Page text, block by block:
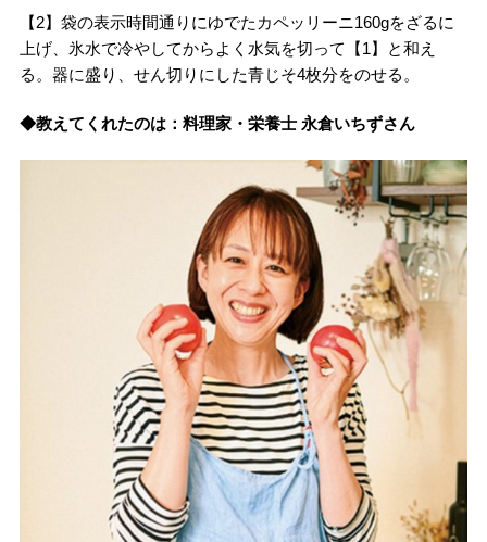
【2】袋の表示時間通りにゆでたカペッリーニ160gをざるに
上げ、氷水で冷やしてからよく水気を切って【1】と和え
る。器に盛り、せん切りにした青じそ4枚分をのせる。
◆教えてくれたのは：料理家・栄養士 永倉いちずさん